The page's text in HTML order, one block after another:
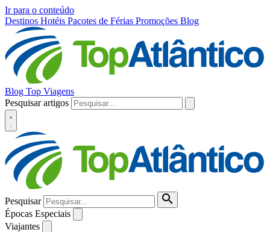
Ir para o conteúdo
Destinos Hotéis Pacotes de Férias Promoções Blog
Blog Top Viagens
Pesquisar artigos
Pesquisar
Épocas Especiais
Viajantes